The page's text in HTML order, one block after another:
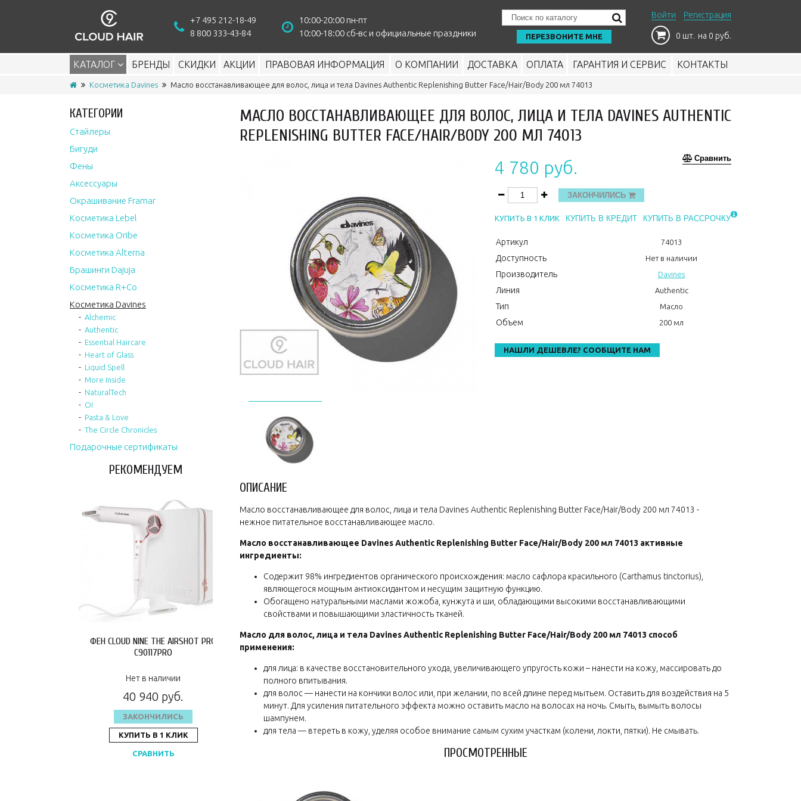
+7 495 212-18-49
8 800 333-43-84
10:00-20:00 пн-пт
10:00-18:00 сб-вс и официальные праздники
ПЕРЕЗВОНИТЕ МНЕ
Войти Регистрация
0 шт. на 0 руб.
КАТАЛОГ БРЕНДЫ СКИДКИ АКЦИИ ПРАВОВАЯ ИНФОРМАЦИЯ О КОМПАНИИ ДОСТАВКА ОПЛАТА ГАРАНТИЯ И СЕРВИС КОНТАКТЫ
Косметика Davines Масло восстанавливающее для волос, лица и тела Davines Authentic Replenishing Butter Face/Hair/Body 200 мл 74013
КАТЕГОРИИ
Стайлеры
Бигуди
Фены
Аксессуары
Окрашивание Framar
Косметика Lebel
Косметика Oribe
Косметика Alterna
Брашинги Dajuja
Косметика R+Co
Косметика Davines
Alchemic
Authentic
Essential Haircare
Heart of Glass
Liquid Spell
More Inside
NaturalTech
OI
Pasta & Love
The Circle Chronicles
Подарочные сертификаты
РЕКОМЕНДУЕМ
ФЕН CLOUD NINE THE AIRSHOT PRO
C90117PRO
Нет в наличии
40 940 руб.
ЗАКОНЧИЛИСЬ
КУПИТЬ В 1 КЛИК
СРАВНИТЬ
МАСЛО ВОССТАНАВЛИВАЮЩЕЕ ДЛЯ ВОЛОС, ЛИЦА И ТЕЛА DAVINES AUTHENTIC
REPLENISHING BUTTER FACE/HAIR/BODY 200 МЛ 74013
Сравнить
4 780 руб.
ЗАКОНЧИЛИСЬ
КУПИТЬ В 1 КЛИК КУПИТЬ В КРЕДИТ КУПИТЬ В РАССРОЧКУ
Артикул 74013
Доступность Нет в наличии
Производитель Davines
Линия Authentic
Тип Масло
Объем 200 мл
НАШЛИ ДЕШЕВЛЕ? СООБЩИТЕ НАМ
ОПИСАНИЕ
Масло восстанавливающее для волос, лица и тела Davines Authentic Replenishing Butter Face/Hair/Body 200 мл 74013 -
нежное питательное восстанавливающее масло.
Масло восстанавливающее Davines Authentic Replenishing Butter Face/Hair/Body 200 мл 74013 активные
ингредиенты:
Содержит 98% ингредиентов органического происхождения: масло сафлора красильного (Carthamus tinctorius),
являющегося мощным антиоксидантом и несущим защитную функцию.
Обогащено натуральными маслами жожоба, кунжута и ши, обладающими высокими восстанавливающими
свойствами и повышающими эластичность тканей.
Масло для волос, лица и тела Davines Authentic Replenishing Butter Face/Hair/Body 200 мл 74013 способ
применения:
для лица: в качестве восстановительного ухода, увеличивающего упругость кожи – нанести на кожу, массировать до
полного впитывания.
для волос — нанести на кончики волос или, при желании, по всей длине перед мытьем. Оставить для воздействия на 5
минут. Для усиления питательного эффекта можно оставить масло на волосах на ночь. Смыть, вымыть волосы
шампунем.
для тела — втереть в кожу, уделяя особое внимание самым сухим участкам (колени, локти, пятки). Не смывать.
ПРОСМОТРЕННЫЕ